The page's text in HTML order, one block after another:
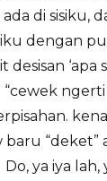
di sisiku,
dengan
‘apa
“cewek
“deket”
ya iya